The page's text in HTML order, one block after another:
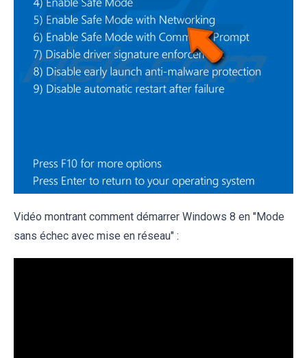
Vidéo montrant comment démarrer Windows 8 en "Mode
sans échec avec mise en réseau" :